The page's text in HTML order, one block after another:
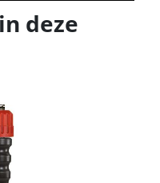
deze